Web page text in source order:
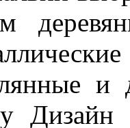
и
Дизайн